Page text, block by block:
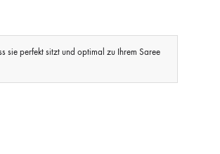
sie perfekt sitzt und optimal zu Ihrem Saree